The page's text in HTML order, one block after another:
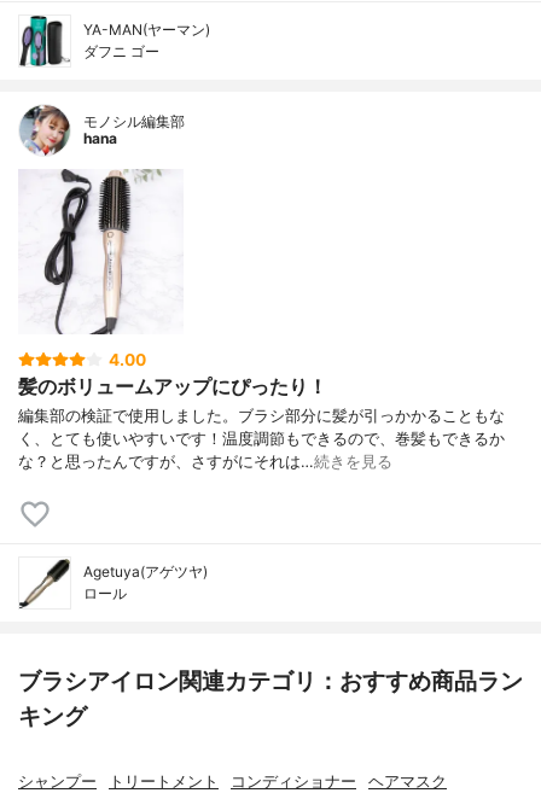
YA-MAN(ヤーマン)
ダフニ ゴー
モノシル編集部
hana
4.00
髪のボリュームアップにぴったり！
編集部の検証で使用しました。ブラシ部分に髪が引っかかることもな
く、とても使いやすいです！温度調節もできるので、巻髪もできるか
な？と思ったんですが、さすがにそれは…続きを見る
Agetuya(アゲツヤ)
ロール
ブラシアイロン関連カテゴリ：おすすめ商品ラン
キング
シャンプー トリートメント コンディショナー ヘアマスク